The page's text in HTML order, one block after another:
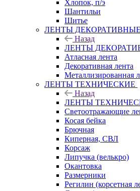
Хлопок, п/э
Шантильи
Шитье
ЛЕНТЫ ДЕКОРАТИВНЫЕ
Назад
ЛЕНТЫ
Атласная лента
Декоративная лента
Металлизированная
ЛЕНТЫ ТЕХНИЧЕСКИЕ
Назад
ЛЕНТЫ
Светоотражающие
Косая бейка
Брючная
Киперная, СВЛ
Корсаж
Липучка (велькро)
Окантовка
Размерники
Регилин (корсетная